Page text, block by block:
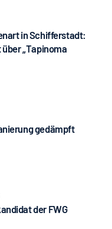
in Schifferstadt:
„Tapinoma
gedämpft
der FWG